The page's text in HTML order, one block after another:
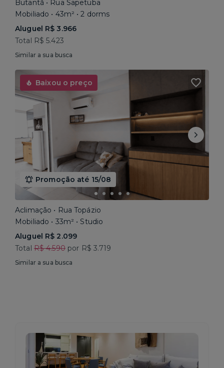
Butantã • Rua Sapetuba
Mobiliado • 43m² • 2 dorms
Aluguel R$ 3.966
Total R$ 5.423
Similar a sua busca
Baixou o preço
Promoção até 15/08
Aclimação • Rua Topázio
Mobiliado • 33m² • Studio
Aluguel R$ 2.099
Total R$ 4.590por R$ 3.719
Similar a sua busca